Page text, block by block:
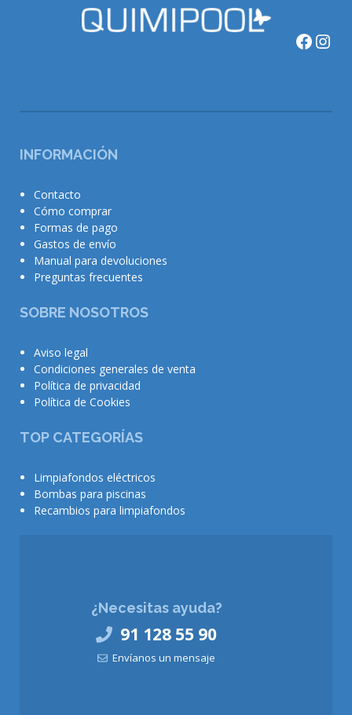
INFORMACIÓN
Contacto
Cómo comprar
Formas de pago
Gastos de envío
Manual para devoluciones
Preguntas frecuentes
SOBRE NOSOTROS
Aviso legal
Condiciones generales de venta
Política de privacidad
Política de Cookies
TOP CATEGORÍAS
Limpiafondos eléctricos
Bombas para piscinas
Recambios para limpiafondos
¿Necesitas ayuda?
91 128 55 90
Envíanos un mensaje